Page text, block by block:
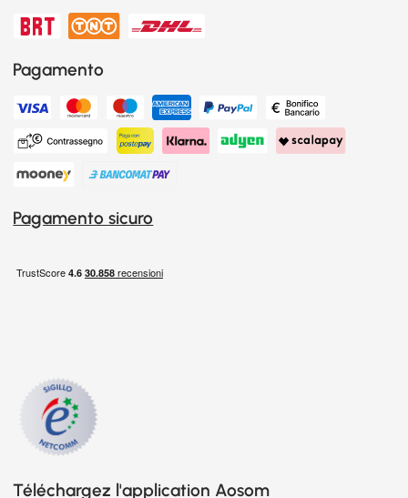
Pagamento
Pagamento sicuro
Téléchargez l'application Aosom